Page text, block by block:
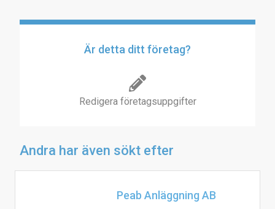
Är detta ditt företag?
Redigera företagsuppgifter
Andra har även sökt efter
Peab Anläggning AB